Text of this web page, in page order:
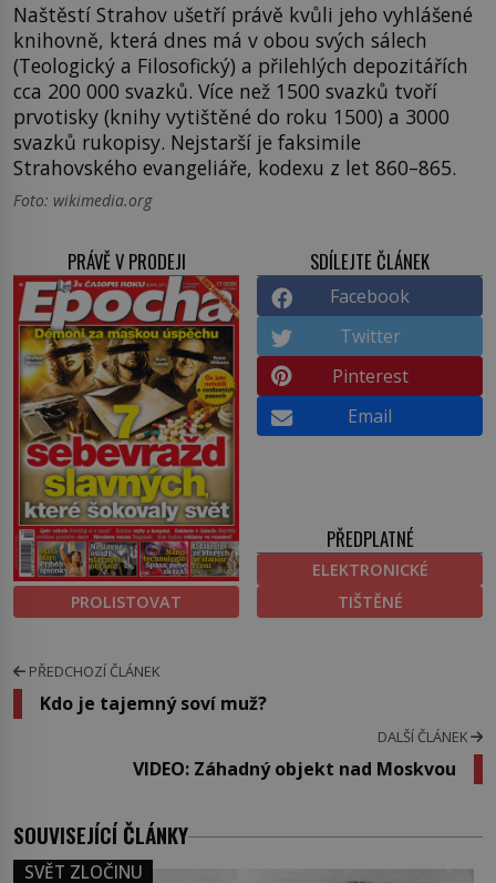
Naštěstí Strahov ušetří právě kvůli jeho vyhlášené
knihovně, která dnes má v obou svých sálech
(Teologický a Filosofický) a přilehlých depozitářích
cca 200 000 svazků. Více než 1500 svazků tvoří
prvotisky (knihy vytištěné do roku 1500) a 3000
svazků rukopisy. Nejstarší je faksimile
Strahovského evangeliáře, kodexu z let 860–865.
Foto: wikimedia.org
PRÁVĚ V PRODEJI
PROLISTOVAT
SDÍLEJTE ČLÁNEK
Facebook
Twitter
Pinterest
Email
PŘEDPLATNÉ
ELEKTRONICKÉ
TIŠTĚNÉ
PŘEDCHOZÍ ČLÁNEK
Kdo je tajemný soví muž?
DALŠÍ ČLÁNEK
VIDEO: Záhadný objekt nad Moskvou
SOUVISEJÍCÍ ČLÁNKY
SVĚT ZLOČINU